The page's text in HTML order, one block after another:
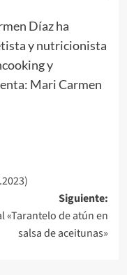
Díaz ha
y nutricionista
y
Mari Carmen
Siguiente:
«Tarantelo de atún en
salsa de aceitunas»